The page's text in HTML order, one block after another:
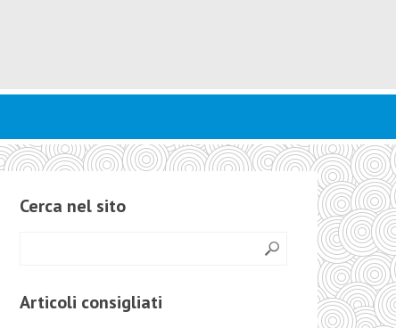
Cerca nel sito
Articoli consigliati